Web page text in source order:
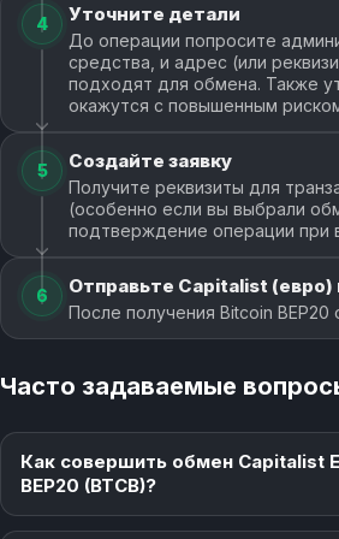
4 Уточните детали
До операции попросите
средства, и адрес (или
подходят для обмена. Также
окажутся с повышенным
5 Создайте заявку
Получите реквизиты для
(особенно если вы выбрали
подтверждение операции при
6 Отправьте Capitalist (евро)
После получения Bitcoin BEP20
Часто задаваемые
Как совершить обмен Capitalist
BEP20 (BTCB)?